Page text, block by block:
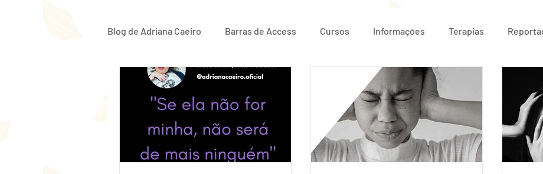
Blog de Adriana Caeiro Barras de Access Cursos Informações Terapias
Relacionamento Abusivo